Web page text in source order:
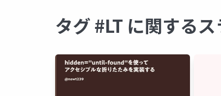
タグ #LT に関する